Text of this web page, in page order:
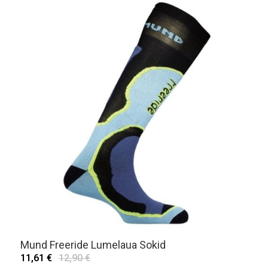
Mund Freeride Lumelaua Sokid
11,61 € 12,90 €